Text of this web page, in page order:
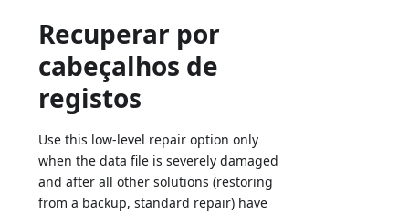
Recuperar por
cabeçalhos de
registos
Use this low-level repair option only
when the data file is severely damaged
and after all other solutions (restoring
from a backup, standard repair) have